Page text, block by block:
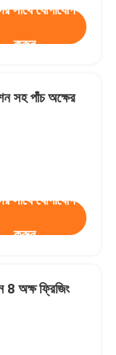
সাথে যোগাযোগ
করুন
সহ পাঁচ অক্ষের
সাথে যোগাযোগ
করুন
8 অক্ষ ফ্রিজিং